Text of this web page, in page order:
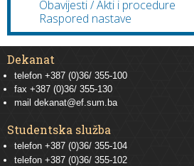
Obavijesti / Akti i procedure
Raspored nastave
Dekanat
telefon +387 (0)36/ 355-100
fax +387 (0)36/ 355-130
mail dekanat@ef.sum.ba
Studentska služba
telefon +387 (0)36/ 355-104
telefon +387 (0)36/ 355-102